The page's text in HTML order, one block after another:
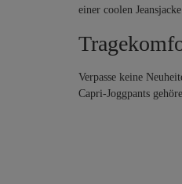
einer coolen
Verpasse keine
Capri-Joggpants